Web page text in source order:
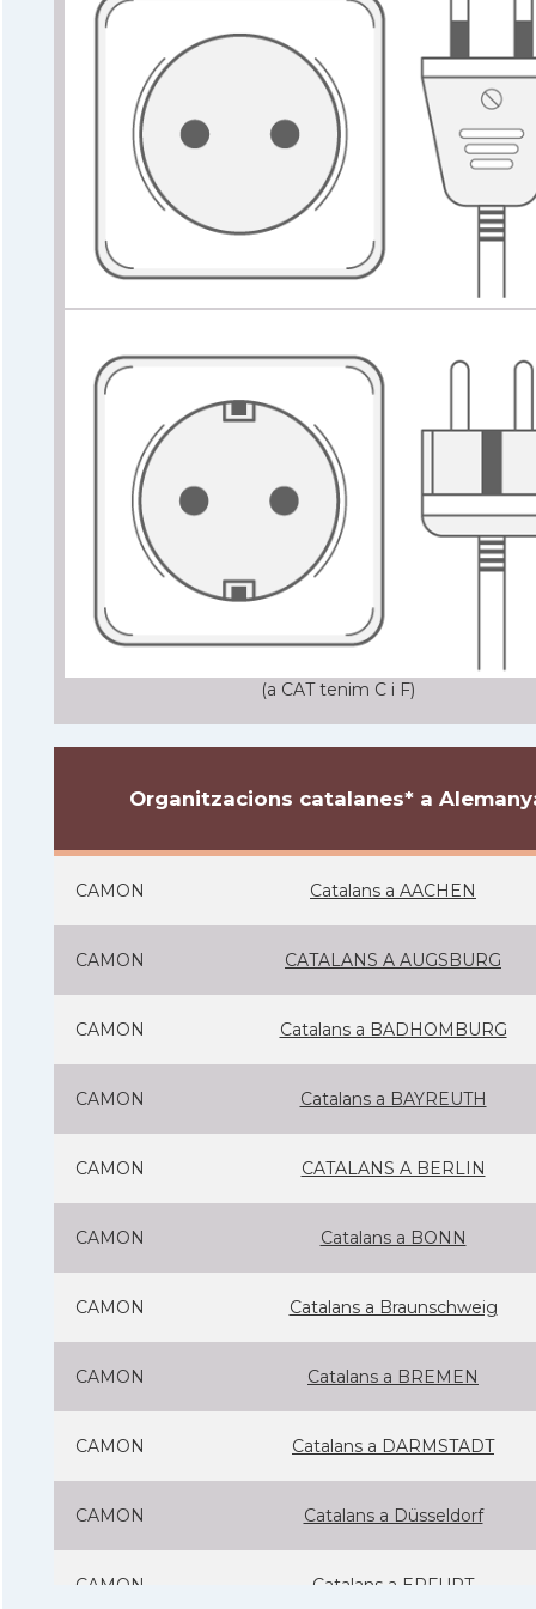
(a CAT tenim C i F)
Organitzacions catalanes* a
CAMON Catalans a AACHEN
CAMON CATALANS A AUGSBURG
CAMON Catalans a BADHOMBURG
CAMON Catalans a BAYREUTH
CAMON CATALANS A BERLIN
CAMON Catalans a BONN
CAMON Catalans a Braunschweig
CAMON Catalans a BREMEN
CAMON Catalans a DARMSTADT
CAMON Catalans a Düsseldorf
CAMON Catalans a ERFURT